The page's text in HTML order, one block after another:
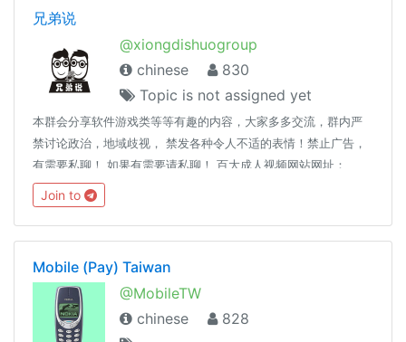
兄弟说
@xiongdishuogroup
chinese
830
Topic is not assigned yet
本群会分享软件游戏类等等有趣的内容，大家多多交流，群内严
禁讨论政治，地域歧视， 禁发各种令人不适的表情！禁止广告，
有需要私聊！ 如果有需要请私聊！ 百大成人视频网站网址：
https://www.lanzous.com/i32h3hc (此视频专辑在youtube上被
无理由禁播，所以改在TG频道里更新，请大家多多关注）我的TG
频道：https://t.me/xiongdishuochannel 我的Youtube频道：
😄😄
Join to
Mobile (Pay) Taiwan
@MobileTW
chinese
828